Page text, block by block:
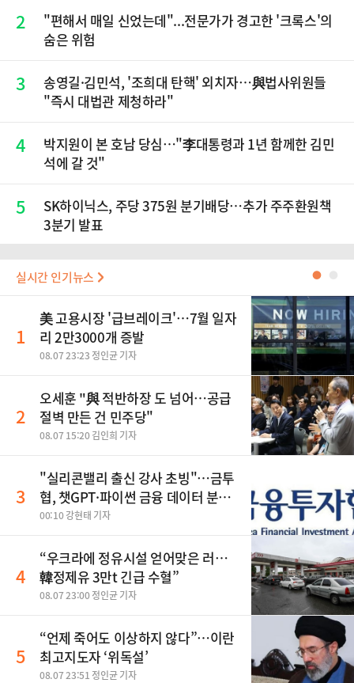
2
"편해서 매일 신었는데"...전문가가 경고한 '크록스'의
숨은 위험
3
송영길·김민석, '조희대 탄핵' 외치자…與법사위원들
"즉시 대법관 제청하라"
4
박지원이 본 호남 당심…"李대통령과 1년 함께한 김민
석에 갈 것"
5
SK하이닉스, 주당 375원 분기배당…추가 주주환원책
3분기 발표
실시간 인기뉴스 ●
1
美 고용시장 '급브레이크'…7월 일자
리 2만3000개 증발
08.07 23:23 정인균 기자
2
오세훈 "與 적반하장 도 넘어…공급
절벽 만든 건 민주당"
08.07 15:20 김인희 기자
3
"실리콘밸리 출신 강사 초빙"…금투
협, 챗GPT·파이썬 금융 데이터 분석
과정 개설
00:10 강현태 기자
4
“우크라에 정유시설 얻어맞은 러…
韓정제유 3만t 긴급 수혈”
08.07 23:00 정인균 기자
5
“언제 죽어도 이상하지 않다”…이란
최고지도자 ‘위독설’
08.07 23:51 정인균 기자